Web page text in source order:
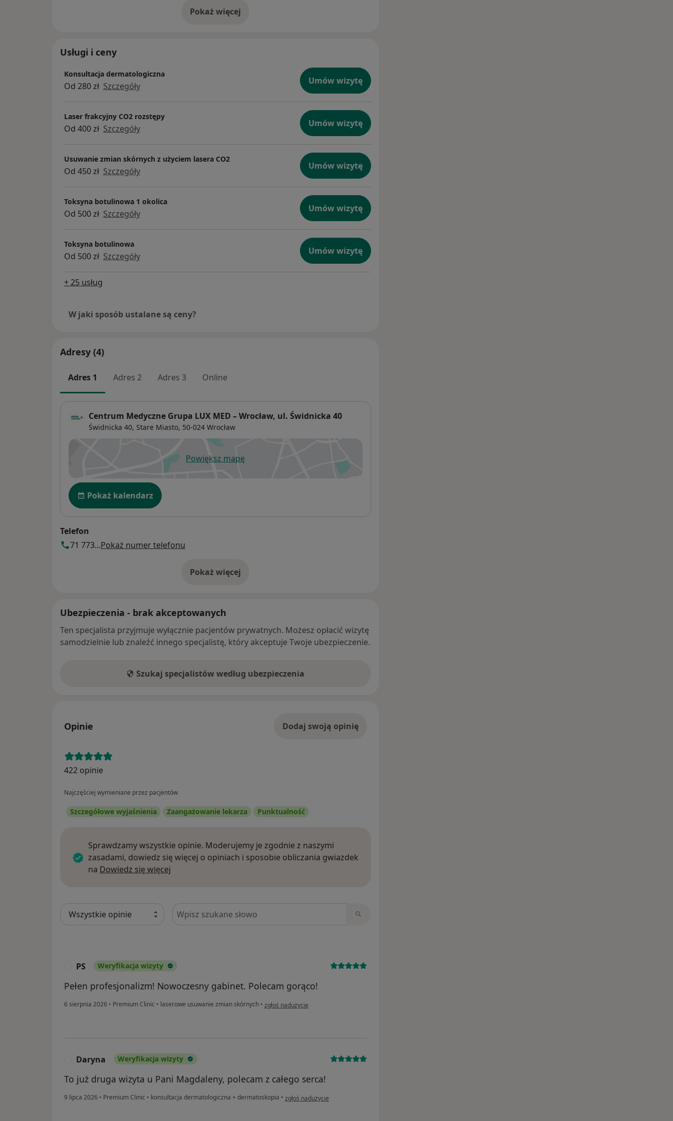
Pokaż więcejo doświadczeniu
Usługi i ceny
Konsultacja dermatologiczna
Od 280 zł Szczegóły Umów wizytę
Laser frakcyjny CO2 rozstępy
Od 400 zł Szczegóły Umów wizytę
Usuwanie zmian skórnych z użyciem lasera CO2
Od 450 zł Szczegóły Umów wizytę
Toksyna botulinowa 1 okolica
Od 500 zł Szczegóły Umów wizytę
Toksyna botulinowa
Od 500 zł Szczegóły Umów wizytę
+ 25 usług
W jaki sposób ustalane są ceny?
Adresy (4)
Adres 1 Adres 2 Adres 3 Online
Centrum Medyczne Grupa LUX MED – Wrocław, ul. Świdnicka 40
Świdnicka 40, Stare Miasto, 50-024 Wrocław
Powiększ mapęotwiera się w nowej karcie
Dostępność
Pokaż kalendarz
Telefon
71 773...Pokaż numer telefonu
Pokaż więcej
o adresie
Ubezpieczenia - brak akceptowanych
Ten specjalista przyjmuje wyłącznie pacjentów prywatnych. Możesz opłacić wizytę
samodzielnie lub znaleźć innego specjalistę, który akceptuje Twoje ubezpieczenie.
Szukaj specjalistów według ubezpieczenia
Opinie Dodaj swoją opinię
422 opinie
Najczęściej wymieniane przez pacjentów
Szczegółowe wyjaśnienia Zaangażowanie lekarza Punktualność
Sprawdzamy wszystkie opinie. Moderujemy je zgodnie z naszymi
zasadami, dowiedz się więcej o opiniach i sposobie obliczania gwiazdek
na Dowiedz się więcej
Szukaj w opiniach
PS Weryfikacja wizyty
Pełen profesjonalizm! Nowoczesny gabinet. Polecam gorąco!
6 sierpnia 2026 • Premium Clinic • laserowe usuwanie zmian skórnych • w opinii użytkownika PS
zgłoś nadużycie
Daryna Weryfikacja wizyty
To już druga wizyta u Pani Magdaleny, polecam z całego serca!
9 lipca 2026 • Premium Clinic • konsultacja dermatologiczna + dermatoskopia • w opinii użytkownika Daryna
zgłoś nadużycie